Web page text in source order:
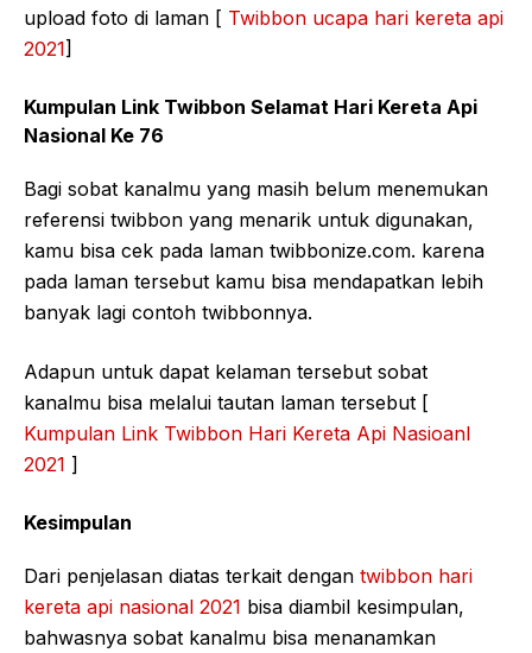
upload foto di laman [ Twibbon ucapa hari kereta api
2021]
Kumpulan Link Twibbon Selamat Hari Kereta Api
Nasional Ke 76
Bagi sobat kanalmu yang masih belum menemukan
referensi twibbon yang menarik untuk digunakan,
kamu bisa cek pada laman twibbonize.com. karena
pada laman tersebut kamu bisa mendapatkan lebih
banyak lagi contoh twibbonnya.
Adapun untuk dapat kelaman tersebut sobat
kanalmu bisa melalui tautan laman tersebut [
Kumpulan Link Twibbon Hari Kereta Api Nasioanl
2021 ]
Kesimpulan
Dari penjelasan diatas terkait dengan twibbon hari
kereta api nasional 2021 bisa diambil kesimpulan,
bahwasnya sobat kanalmu bisa menanamkan